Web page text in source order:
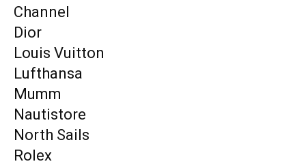
Channel
Dior
Louis Vuitton
Lufthansa
Mumm
Nautistore
North Sails
Rolex